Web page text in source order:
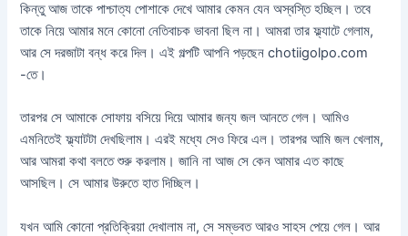
কিন্তু আজ তাকে পাশ্চাত্য পোশাকে দেখে আমার কেমন যেন অস্বস্তি হচ্ছিল। তবে
তাকে নিয়ে আমার মনে কোনো নেতিবাচক ভাবনা ছিল না। আমরা তার ফ্ল্যাটে গেলাম,
আর সে দরজাটা বন্ধ করে দিল। এই গল্পটি আপনি পড়ছেন chotiigolpo.com
-তে।
তারপর সে আমাকে সোফায় বসিয়ে দিয়ে আমার জন্য জল আনতে গেল। আমিও
এমনিতেই ফ্ল্যাটটা দেখছিলাম। এরই মধ্যে সেও ফিরে এল। তারপর আমি জল খেলাম,
আর আমরা কথা বলতে শুরু করলাম। জানি না আজ সে কেন আমার এত কাছে
আসছিল। সে আমার উরুতে হাত দিচ্ছিল।
যখন আমি কোনো প্রতিক্রিয়া দেখালাম না, সে সম্ভবত আরও সাহস পেয়ে গেল। আর